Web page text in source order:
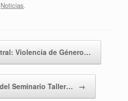
Noticias.
Violencia de Género…
Seminario Taller… →